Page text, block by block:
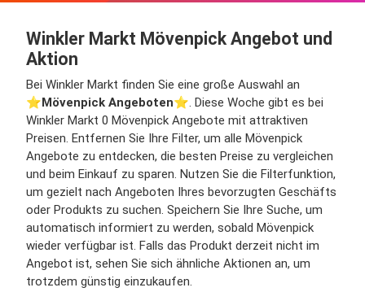
Winkler Markt Mövenpick Angebot und
Aktion
Bei Winkler Markt finden Sie eine große Auswahl an
⭐️Mövenpick Angeboten⭐️. Diese Woche gibt es bei
Winkler Markt 0 Mövenpick Angebote mit attraktiven
Preisen. Entfernen Sie Ihre Filter, um alle Mövenpick
Angebote zu entdecken, die besten Preise zu vergleichen
und beim Einkauf zu sparen. Nutzen Sie die Filterfunktion,
um gezielt nach Angeboten Ihres bevorzugten Geschäfts
oder Produkts zu suchen. Speichern Sie Ihre Suche, um
automatisch informiert zu werden, sobald Mövenpick
wieder verfügbar ist. Falls das Produkt derzeit nicht im
Angebot ist, sehen Sie sich ähnliche Aktionen an, um
trotzdem günstig einzukaufen.